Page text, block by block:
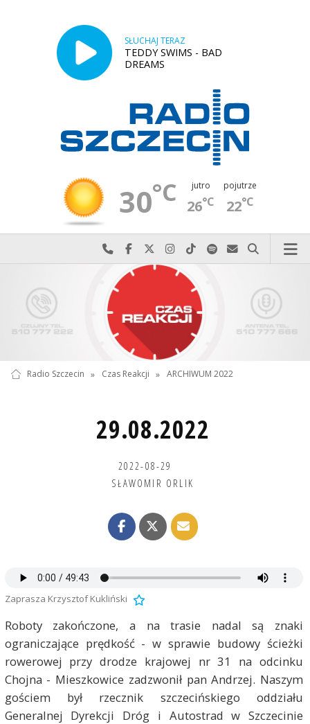
SŁUCHAJ TERAZ
TEDDY SWIMS - BAD
DREAMS
30°C jutro
26°C
pojutrze
22°C
Najlepiej po prostu do nas zadzwoń
Odwiedź nas na Facebook-u
Odwiedź nas na X
Odwiedź nas na Instagram-ie
Odwiedź nas na TikTok-u
Szukaj nas na Spotify
Wyślij do nas
Szukaj
Radio Szczecin » Czas Reakcji » ARCHIWUM 2022
29.08.2022
2022-08-29
SŁAWOMIR ORLIK
Zaprasza Krzysztof Kukliński
Roboty zakończone, a na trasie nadal są znaki
ograniczające prędkość - w sprawie budowy ścieżki
rowerowej przy drodze krajowej nr 31 na odcinku
Chojna - Mieszkowice zadzwonił pan Andrzej. Naszym
gościem był rzecznik szczecińskiego oddziału
Generalnej Dyrekcji Dróg i Autostrad w Szczecinie